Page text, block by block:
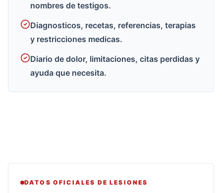
nombres de testigos.
Diagnosticos, recetas, referencias, terapias
y restricciones medicas.
Diario de dolor, limitaciones, citas perdidas y
ayuda que necesita.
DATOS OFICIALES DE LESIONES